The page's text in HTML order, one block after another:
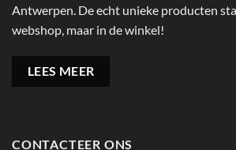
Antwerpen. De echt unieke producten
webshop, maar in de winkel!
LEES MEER
CONTACTEER ONS